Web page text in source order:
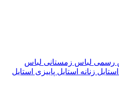
رسمی لباس زمستانی لباس
استایل زنانه استایل پاییزی استایل